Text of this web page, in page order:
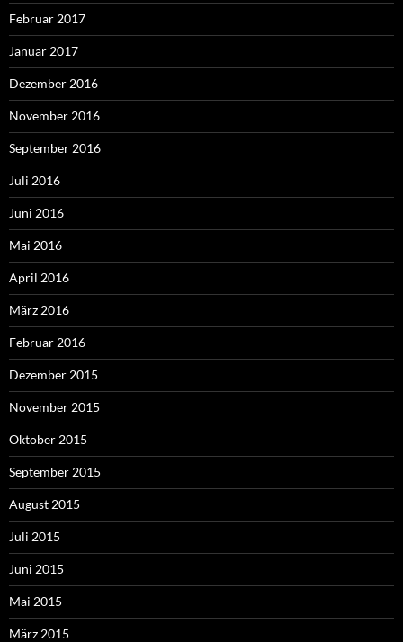
Februar 2017
Januar 2017
Dezember 2016
November 2016
September 2016
Juli 2016
Juni 2016
Mai 2016
April 2016
März 2016
Februar 2016
Dezember 2015
November 2015
Oktober 2015
September 2015
August 2015
Juli 2015
Juni 2015
Mai 2015
März 2015